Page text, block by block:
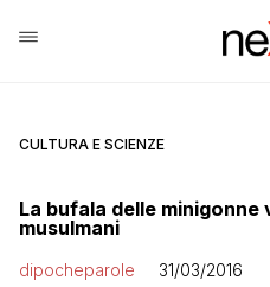
CULTURA E SCIENZE
La bufala delle minigonne
musulmani
dipocheparole 31/03/2016